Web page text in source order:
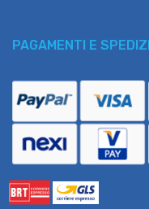
PAGAMENTI E